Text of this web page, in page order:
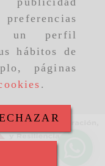
un perfil
hábitos de
páginas
.